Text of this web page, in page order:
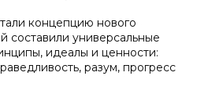
концепцию нового
составили универсальные
идеалы и ценности:
разум, прогресс